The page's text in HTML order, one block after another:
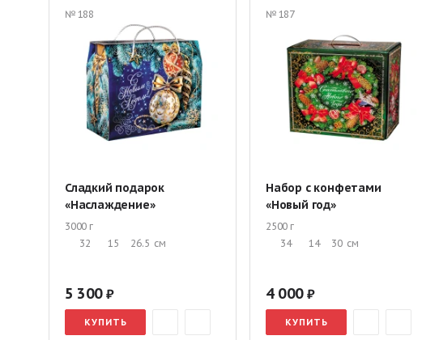
№ 188
Сладкий подарок
«Наслаждение»
3000 г
32
15 26.5 см
5 300
КУПИТЬ
№ 187
Набор с конфетами
«Новый год»
2500 г
34
14 30 см
4 000
КУПИТЬ